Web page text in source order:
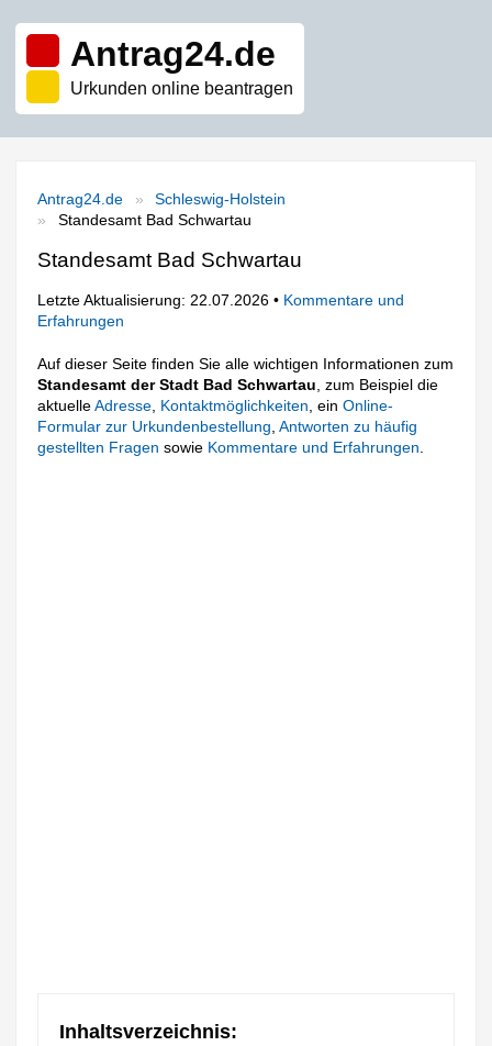
Antrag24.de
Urkunden online beantragen
Antrag24.de
Schleswig-Holstein
Standesamt Bad Schwartau
Standesamt Bad Schwartau
Letzte Aktualisierung: 22.07.2026 • Kommentare und
Erfahrungen
Auf dieser Seite finden Sie alle wichtigen Informationen zum
Standesamt der Stadt Bad Schwartau , zum Beispiel die
aktuelleAdresse Kontaktmöglichkeiten , einOnline-
Formular zur Urkundenbestellung ,Antworten zu häufig
gestellten Fragen sowie Kommentare und Erfahrungen
Inhaltsverzeichnis: